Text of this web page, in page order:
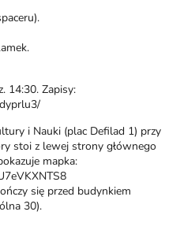
14:30. Zapisy:
i Nauki (plac Defilad 1) przy
stoi z lewej strony głównego
mapka:
się przed budynkiem
30).